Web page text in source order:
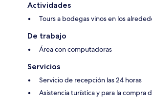
Actividades
Tours a bodegas vinos en los
De trabajo
Área con computadoras
Servicios
Servicio de recepción las 24 horas
Asistencia turística y para la compra